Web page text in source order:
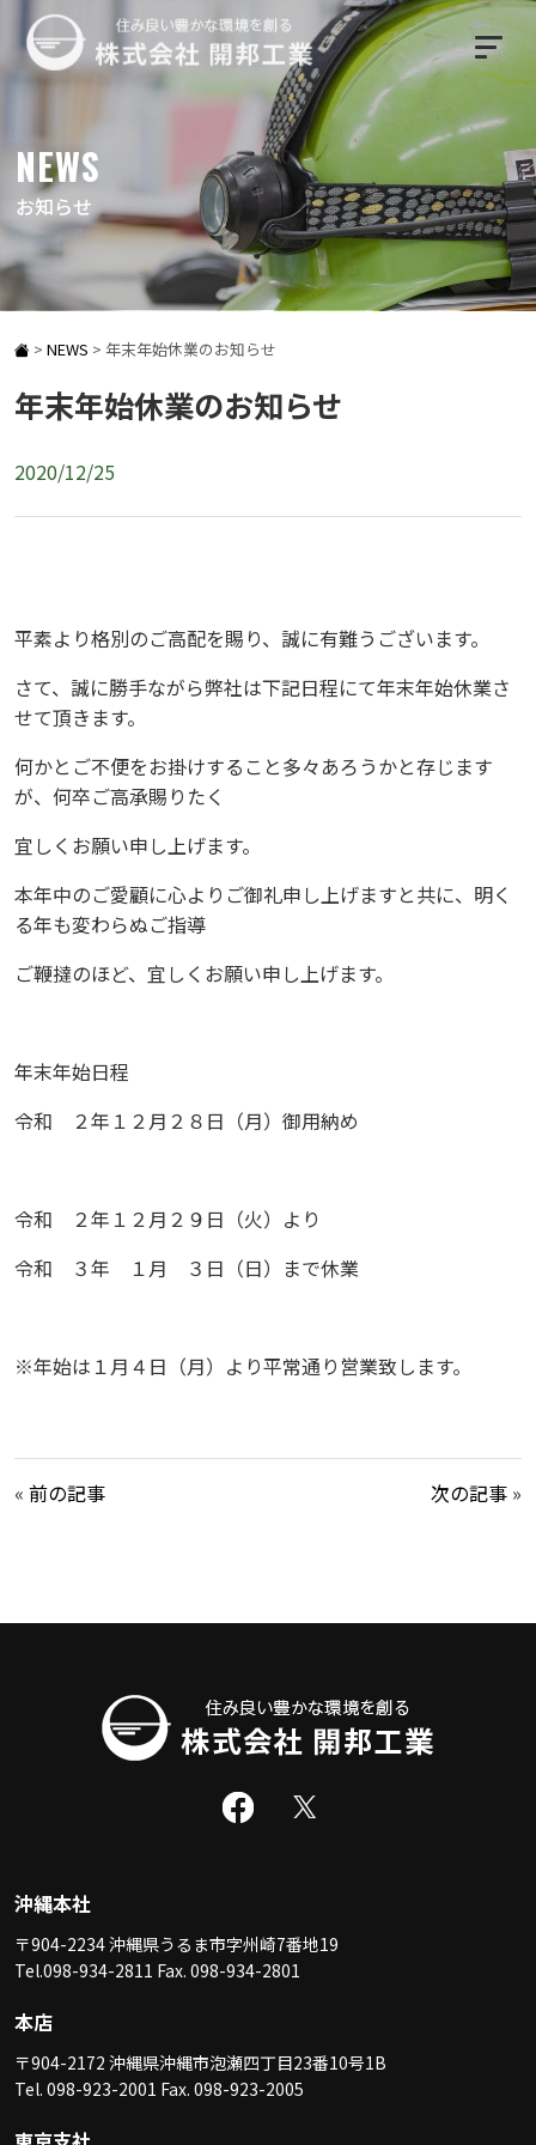
NEWS
お知らせ
> NEWS > 年末年始休業のお知らせ
年末年始休業のお知らせ
2020/12/25
平素より格別のご高配を賜り、誠に有難うございます。
さて、誠に勝手ながら弊社は下記日程にて年末年始休業さ
せて頂きます。
何かとご不便をお掛けすること多々あろうかと存じます
が、何卒ご高承賜りたく
宜しくお願い申し上げます。
本年中のご愛顧に心よりご御礼申し上げますと共に、明く
る年も変わらぬご指導
ご鞭撻のほど、宜しくお願い申し上げます。
年末年始日程
令和 ２年１２月２８日（月）御用納め
令和 ２年１２月２９日（火）より
令和 ３年 １月 ３日（日）まで休業
※年始は１月４日（月）より平常通り営業致します。
« 前の記事 次の記事 »
沖縄本社
〒904-2234 沖縄県うるま市字州崎7番地19
Tel.098-934-2811 Fax. 098-934-2801
本店
〒904-2172 沖縄県沖縄市泡瀬四丁目23番10号1B
Tel. 098-923-2001 Fax. 098-923-2005